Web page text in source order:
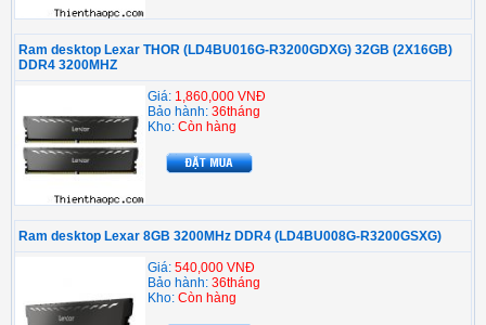
Ram desktop Lexar THOR (LD4BU016G-R3200GDXG) 32GB (2X16GB)
DDR4 3200MHZ
Giá: 1,860,000 VNĐ
Bảo hành: 36tháng
Kho: Còn hàng
Ram desktop Lexar 8GB 3200MHz DDR4 (LD4BU008G-R3200GSXG)
Giá: 540,000 VNĐ
Bảo hành: 36tháng
Kho: Còn hàng